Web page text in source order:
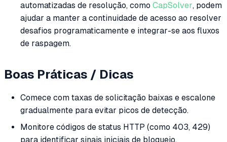
automatizadas de resolução, como CapSolver, podem
ajudar a manter a continuidade de acesso ao resolver
desafios programaticamente e integrar-se aos fluxos
de raspagem.
Boas Práticas / Dicas
Comece com taxas de solicitação baixas e escalone
gradualmente para evitar picos de detecção.
Monitore códigos de status HTTP (como 403, 429)
para identificar sinais iniciais de bloqueio.